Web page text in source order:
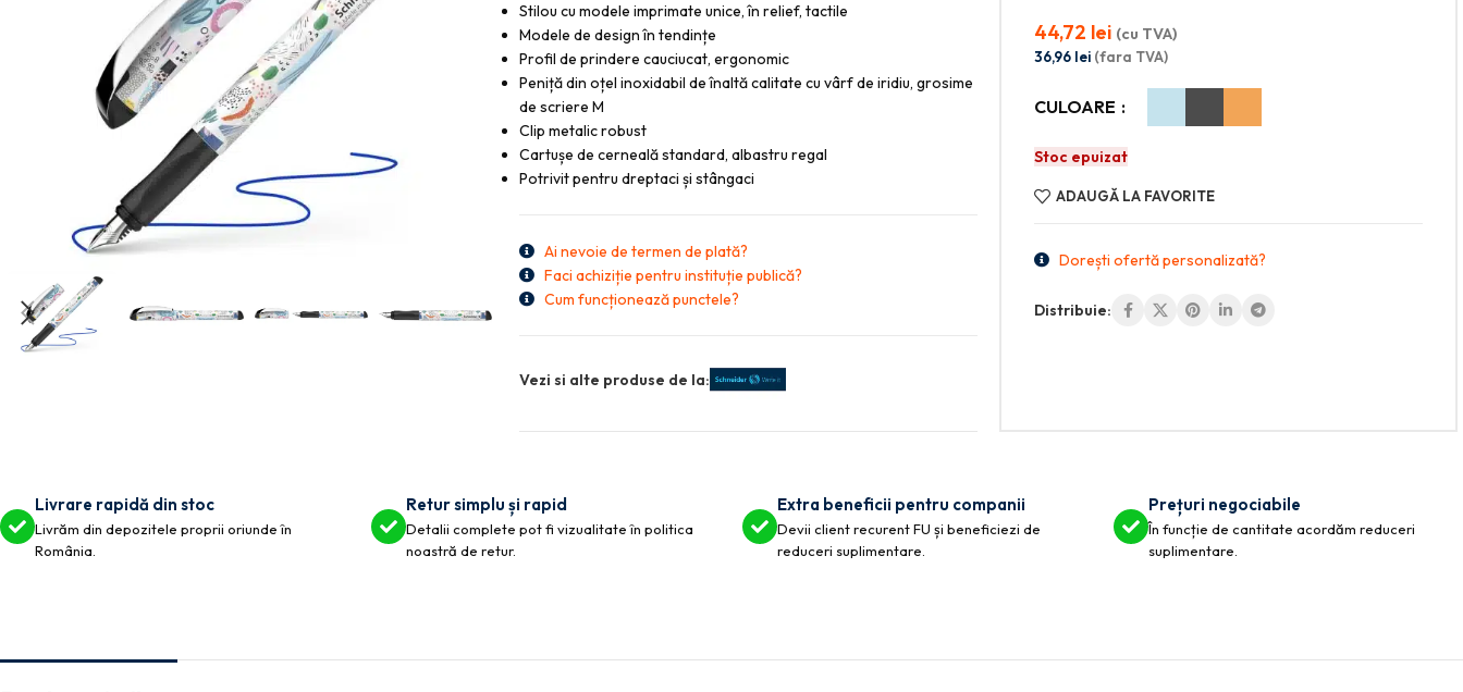
Stilou cu modele imprimate unice, în relief, tactile
Modele de design în tendințe
Profil de prindere cauciucat, ergonomic
Peniță din oțel inoxidabil de înaltă calitate cu vârf de iridiu, grosime
de scriere M
Clip metalic robust
Cartușe de cerneală standard, albastru regal
Potrivit pentru dreptaci și stângaci
Ai nevoie de termen de plată?
Faci achiziție pentru instituție publică?
Cum funcționează punctele?
Vezi si alte produse de la:
44,72 lei (cu TVA)
36,96 lei (fara TVA)
CULOARE
Stoc epuizat
ADAUGĂ LA FAVORITE
Dorești ofertă personalizată?
Distribuie:
Livrare rapidă din stoc
Livrăm din depozitele proprii oriunde în
România.
Retur simplu și rapid
Detalii complete pot fi vizualitate în politica
noastră de retur.
Extra beneficii pentru companii
Devii client recurent FU și beneficiezi de
reduceri suplimentare.
Prețuri negociabile
În funcție de cantitate acordăm reduceri
suplimentare.